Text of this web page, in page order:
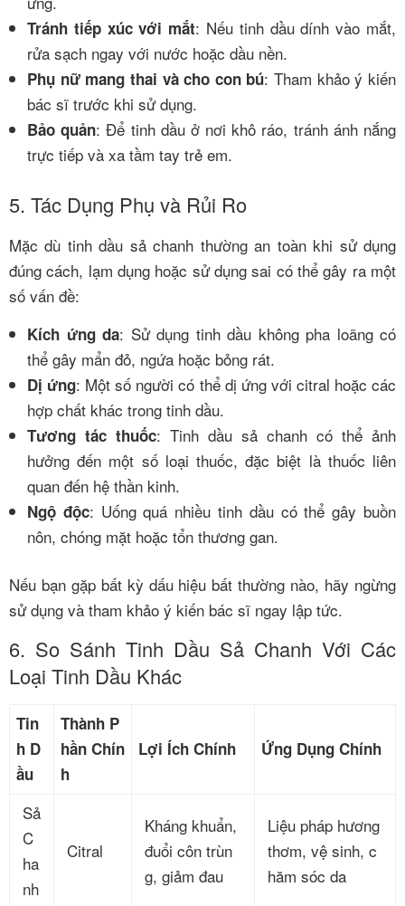
Tránh tiếp xúc với mắt: Nếu tinh dầu dính vào mắt,
rửa sạch ngay với nước hoặc dầu nền.
Phụ nữ mang thai và cho con bú: Tham khảo ý kiến
bác sĩ trước khi sử dụng.
Bảo quản: Để tinh dầu ở nơi khô ráo, tránh ánh nắng
trực tiếp và xa tầm tay trẻ em.
5. Tác Dụng Phụ và Rủi Ro
Mặc dù tinh dầu sả chanh thường an toàn khi sử dụng
đúng cách, lạm dụng hoặc sử dụng sai có thể gây ra một
số vấn đề:
Kích ứng da: Sử dụng tinh dầu không pha loãng có
thể gây mẩn đỏ, ngứa hoặc bỏng rát.
Dị ứng: Một số người có thể dị ứng với citral hoặc các
hợp chất khác trong tinh dầu.
Tương tác thuốc: Tinh dầu sả chanh có thể ảnh
hưởng đến một số loại thuốc, đặc biệt là thuốc liên
quan đến hệ thần kinh.
Ngộ độc: Uống quá nhiều tinh dầu có thể gây buồn
nôn, chóng mặt hoặc tổn thương gan.
Nếu bạn gặp bất kỳ dấu hiệu bất thường nào, hãy ngừng
sử dụng và tham khảo ý kiến bác sĩ ngay lập tức.
6. So Sánh Tinh Dầu Sả Chanh Với Các
Loại Tinh Dầu Khác
Tin
h D
ầu
Thành P
hần Chín
h
Lợi Ích Chính Ứng Dụng Chính
Sả
C
ha
nh
Citral
Kháng khuẩn,
đuổi côn trùn
g, giảm đau
Liệu pháp hương
thơm, vệ sinh, c
hăm sóc da